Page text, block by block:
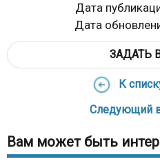
Дата
Дата
ЗАДАТЬ
К
Следующий
Вам может быть